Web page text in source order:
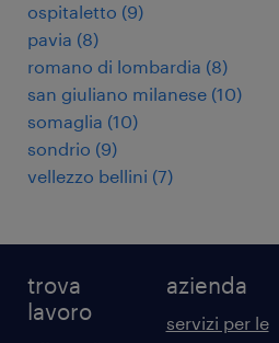
ospitaletto (9)
pavia (8)
romano di lombardia (8)
san giuliano milanese (10)
somaglia (10)
sondrio (9)
vellezzo bellini (7)
trova
lavoro
azienda
servizi per le